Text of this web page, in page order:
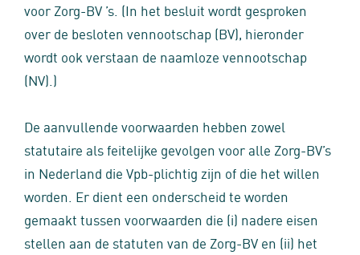
voor Zorg-BV ’s. (In het besluit wordt gesproken
over de besloten vennootschap (BV), hieronder
wordt ook verstaan de naamloze vennootschap
(NV).)
De aanvullende voorwaarden hebben zowel
statutaire als feitelijke gevolgen voor alle Zorg-BV’s
in Nederland die Vpb-plichtig zijn of die het willen
worden. Er dient een onderscheid te worden
gemaakt tussen voorwaarden die (i) nadere eisen
stellen aan de statuten van de Zorg-BV en (ii) het